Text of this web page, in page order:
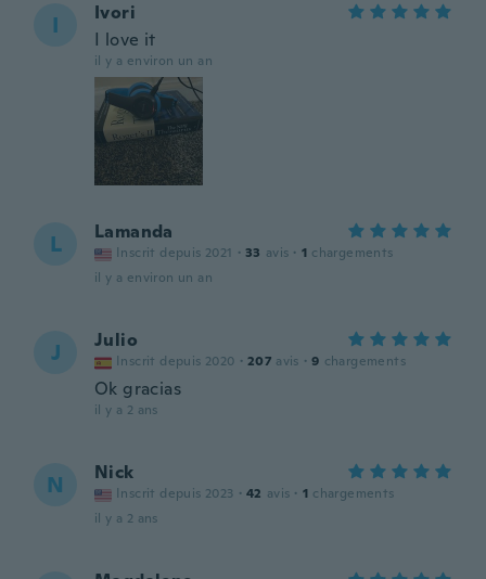
I
Ivori
I love it
il y a environ un an
L Lamanda
Inscrit depuis 2021 · 33 avis · 1 chargements
il y a environ un an
J Julio
Inscrit depuis 2020 · 207 avis · 9 chargements
Ok gracias
il y a 2 ans
N Nick
Inscrit depuis 2023 · 42 avis · 1 chargements
il y a 2 ans